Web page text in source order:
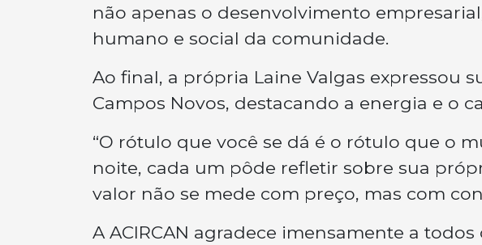
não apenas o desenvolvimento
humano e social da comunidade.
Ao final, a própria Laine Valgas expressou
Campos Novos, destacando a energia e o
“O rótulo que você se dá é o rótulo que o
noite, cada um pôde refletir sobre sua
valor não se mede com preço, mas com
A ACIRCAN agradece imensamente a